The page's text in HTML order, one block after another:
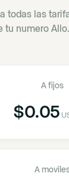
todas las
tu numero Allo.
A fijos
$0.05
A